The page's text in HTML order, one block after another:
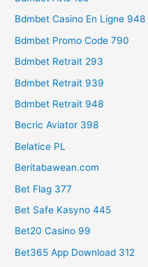
Bdmbet Casino En Ligne 948
Bdmbet Promo Code 790
Bdmbet Retrait 293
Bdmbet Retrait 939
Bdmbet Retrait 948
Becric Aviator 398
Belatice PL
Beritabawean.com
Bet Flag 377
Bet Safe Kasyno 445
Bet20 Casino 99
Bet365 App Download 312